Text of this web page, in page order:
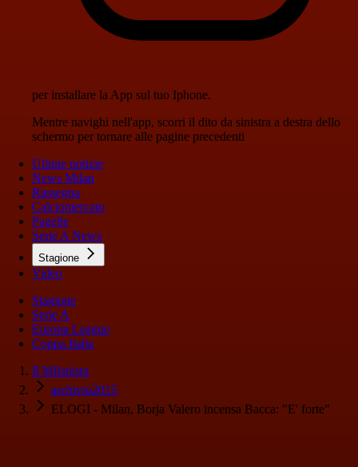
per installare la App sul tuo Iphone.
Mentre navighi nell'app, scorri il dito da sinistra a destra dello
schermo per tornare alle pagine precedenti
Ultime notizie
News Milan
Rassegna
Calciomercato
Pagelle
Serie A News
Stagione
Video
Stagione
Serie A
Europa League
Coppa Italia
Il Milanista
archivio2015
ELOGI - Milan, Borja Valero incensa Bacca: "E' forte"